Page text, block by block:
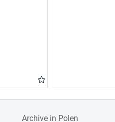
Archive in Polen